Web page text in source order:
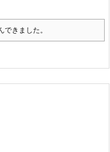
きました。